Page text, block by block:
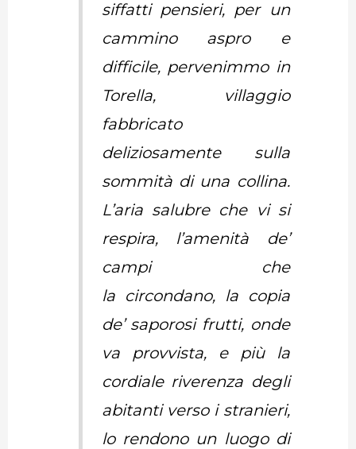
siffatti pensieri, per un
cammino aspro e
difficile, pervenimmo in
Torella, villaggio
fabbricato
deliziosamente sulla
sommità di una collina.
L’aria salubre che vi si
respira, l’amenità de’
campi che
la circondano, la copia
de’ saporosi frutti, onde
va provvista, e più la
cordiale riverenza degli
abitanti verso i stranieri,
lo rendono un luogo di